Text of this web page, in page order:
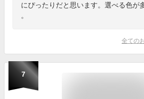
にぴったりだと思います。選べる色が
。
全ての
7